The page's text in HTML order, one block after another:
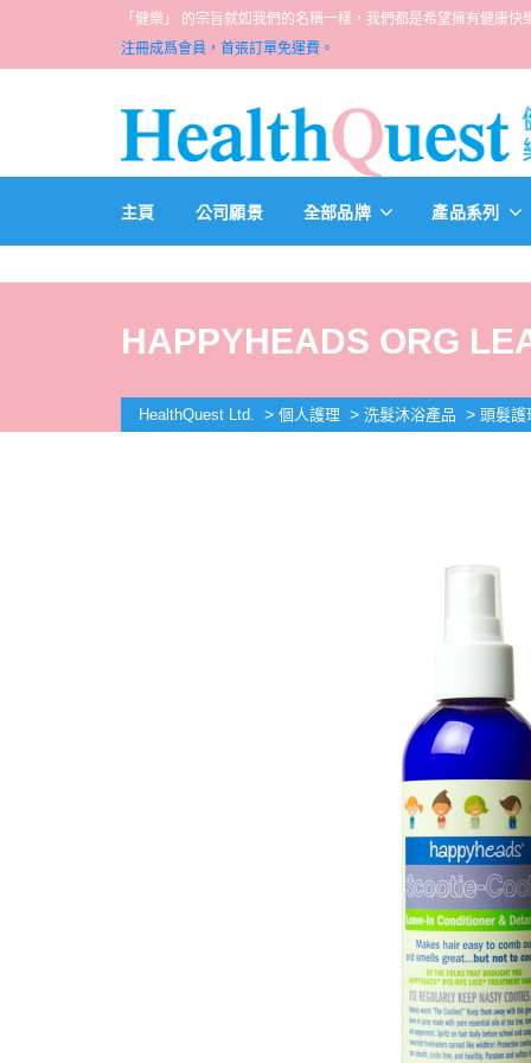
「健樂」 的宗旨就如我們的名稱一樣，我們都是希望擁有健康
注冊成爲會員，首張訂單免運費。
主頁 公司願景 全部品牌 產品系列
HAPPYHEADS ORG
HealthQuest Ltd. > 個人護理 > 洗髮沐浴產品 > 頭髮護